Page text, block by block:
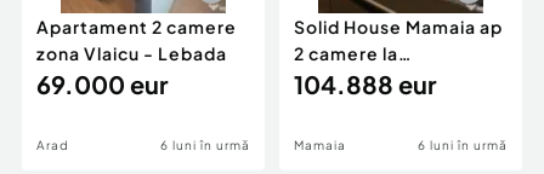
Apartament 2 camere
zona Vlaicu - Lebada
69.000 eur
Arad 6 luni în urmă
Solid House Mamaia ap
2 camere la
cheie,langa Mega
104.888 eur
Mamaia 6 luni în urmă